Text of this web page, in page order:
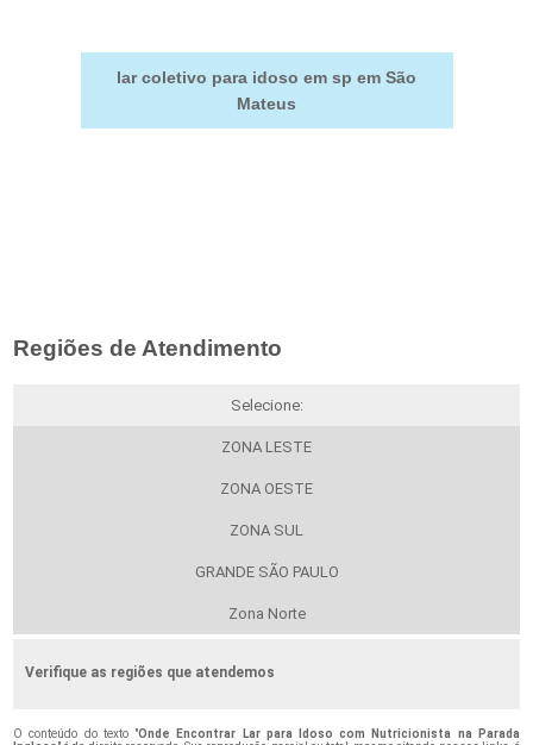
lar coletivo para idoso em sp em São
Mateus
Regiões de Atendimento
Selecione:
ZONA LESTE
ZONA OESTE
ZONA SUL
GRANDE SÃO PAULO
Zona Norte
Verifique as regiões que atendemos
O conteúdo do texto "Onde Encontrar Lar para Idoso com Nutricionista na Parada